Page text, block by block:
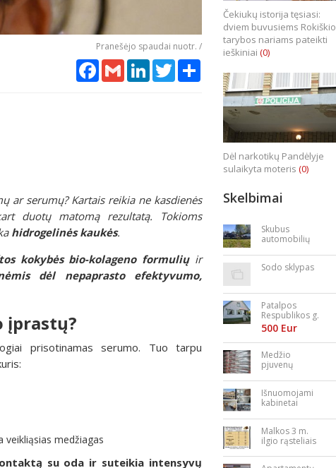
Pranešėjo spaudai nuotr. /
Facebook
GmailLinkedInTwitterShare
ar serumų? Kartais reikia ne kasdienės
duotų matomą rezultatą. Tokioms
hidrogelinės kaukės.
kokybės bio-kolageno formuliųir
dėl nepaprasto efektyvumo,
įprastų?
prisotinamas serumo. Tuo tarpu
veikliąsias medžiagas
su oda ir suteikia intensyvų
Čekiukų istorija tęsiasi:
dviem buvusiems Rokiškio
tarybos nariams pateikti
ieškiniai (0)
Dėl narkotikų Pandėlyje
sulaikyta moteris (0)
Skelbimai
Skubus
automobilių
Sodo sklypas
Patalpos
Respublikos g.
23
500 Eur
Medžio
pjuvenų
briketai
Išnuomojami
kabinetai
bės aikštėje
Malkos 3 m.
ilgio rąsteliais